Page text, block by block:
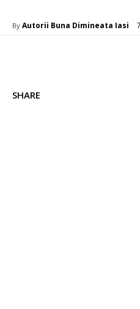
By Autorii Buna Dimineata Iasi
SHARE